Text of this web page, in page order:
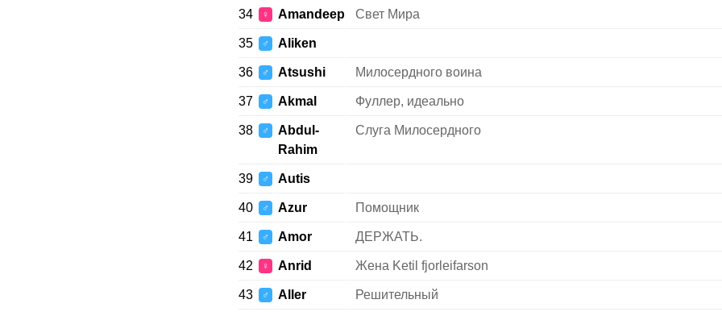
34 ♀ Amandeep Свет Мира
35 ♂ Aliken
36 ♂ Atsushi Милосердного воина
37 ♂ Akmal Фуллер, идеально
38 ♂
Abdul-
Rahim
Слуга Милосердного
39 ♂ Autis
40 ♂ Azur Помощник
41 ♂ Amor ДЕРЖАТЬ.
42 ♀ Anrid Жена Ketil fjorleifarson
43 ♂ Aller Решительный